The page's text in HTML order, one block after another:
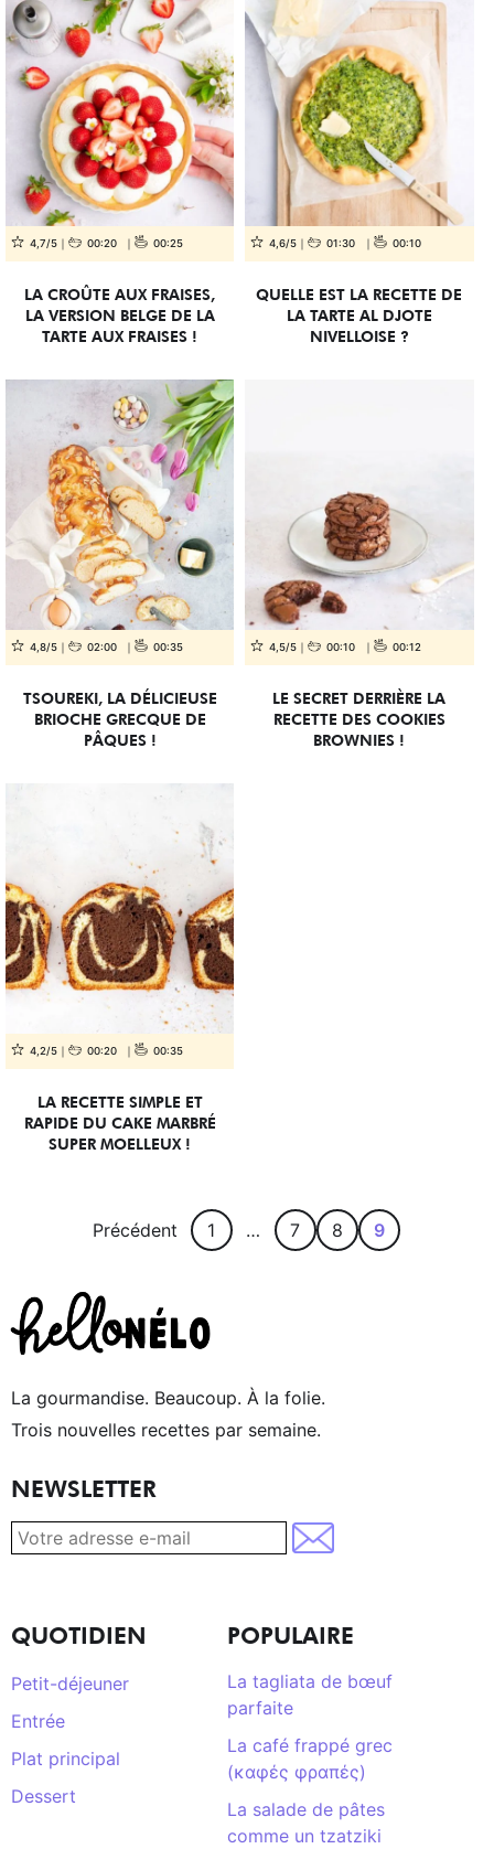
4,7/5 00:20 00:25
LA CROÛTE AUX FRAISES,
LA VERSION BELGE DE LA
TARTE AUX FRAISES !
4,6/5 01:30 00:10
QUELLE EST LA RECETTE DE
LA TARTE AL DJOTE
NIVELLOISE ?
4,8/5 02:00 00:35
TSOUREKI, LA DÉLICIEUSE
BRIOCHE GRECQUE DE
PÂQUES !
4,5/5 00:10 00:12
LE SECRET DERRIÈRE LA
RECETTE DES COOKIES
BROWNIES !
4,2/5 00:20 00:35
LA RECETTE SIMPLE ET
RAPIDE DU CAKE MARBRÉ
SUPER MOELLEUX !
Précédent 1 … 7 8 9
La gourmandise. Beaucoup. À la folie.
Trois nouvelles recettes par semaine.
NEWSLETTER
QUOTIDIEN
Petit-déjeuner
Entrée
Plat principal
Dessert
POPULAIRE
La tagliata de bœuf
parfaite
La café frappé grec
(καφές φραπές)
La salade de pâtes
comme un tzatziki